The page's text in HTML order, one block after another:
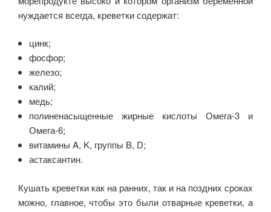
нуждается всегда, креветки содержат:
цинк;
фосфор;
железо;
калий;
медь;
полиненасыщенные жирные кислоты Омега-3 и
Омега-6;
витамины A, K, группы B, D;
астаксантин.
Кушать креветки как на ранних, так и на поздних сроках
можно, главное, чтобы это были отварные креветки, а